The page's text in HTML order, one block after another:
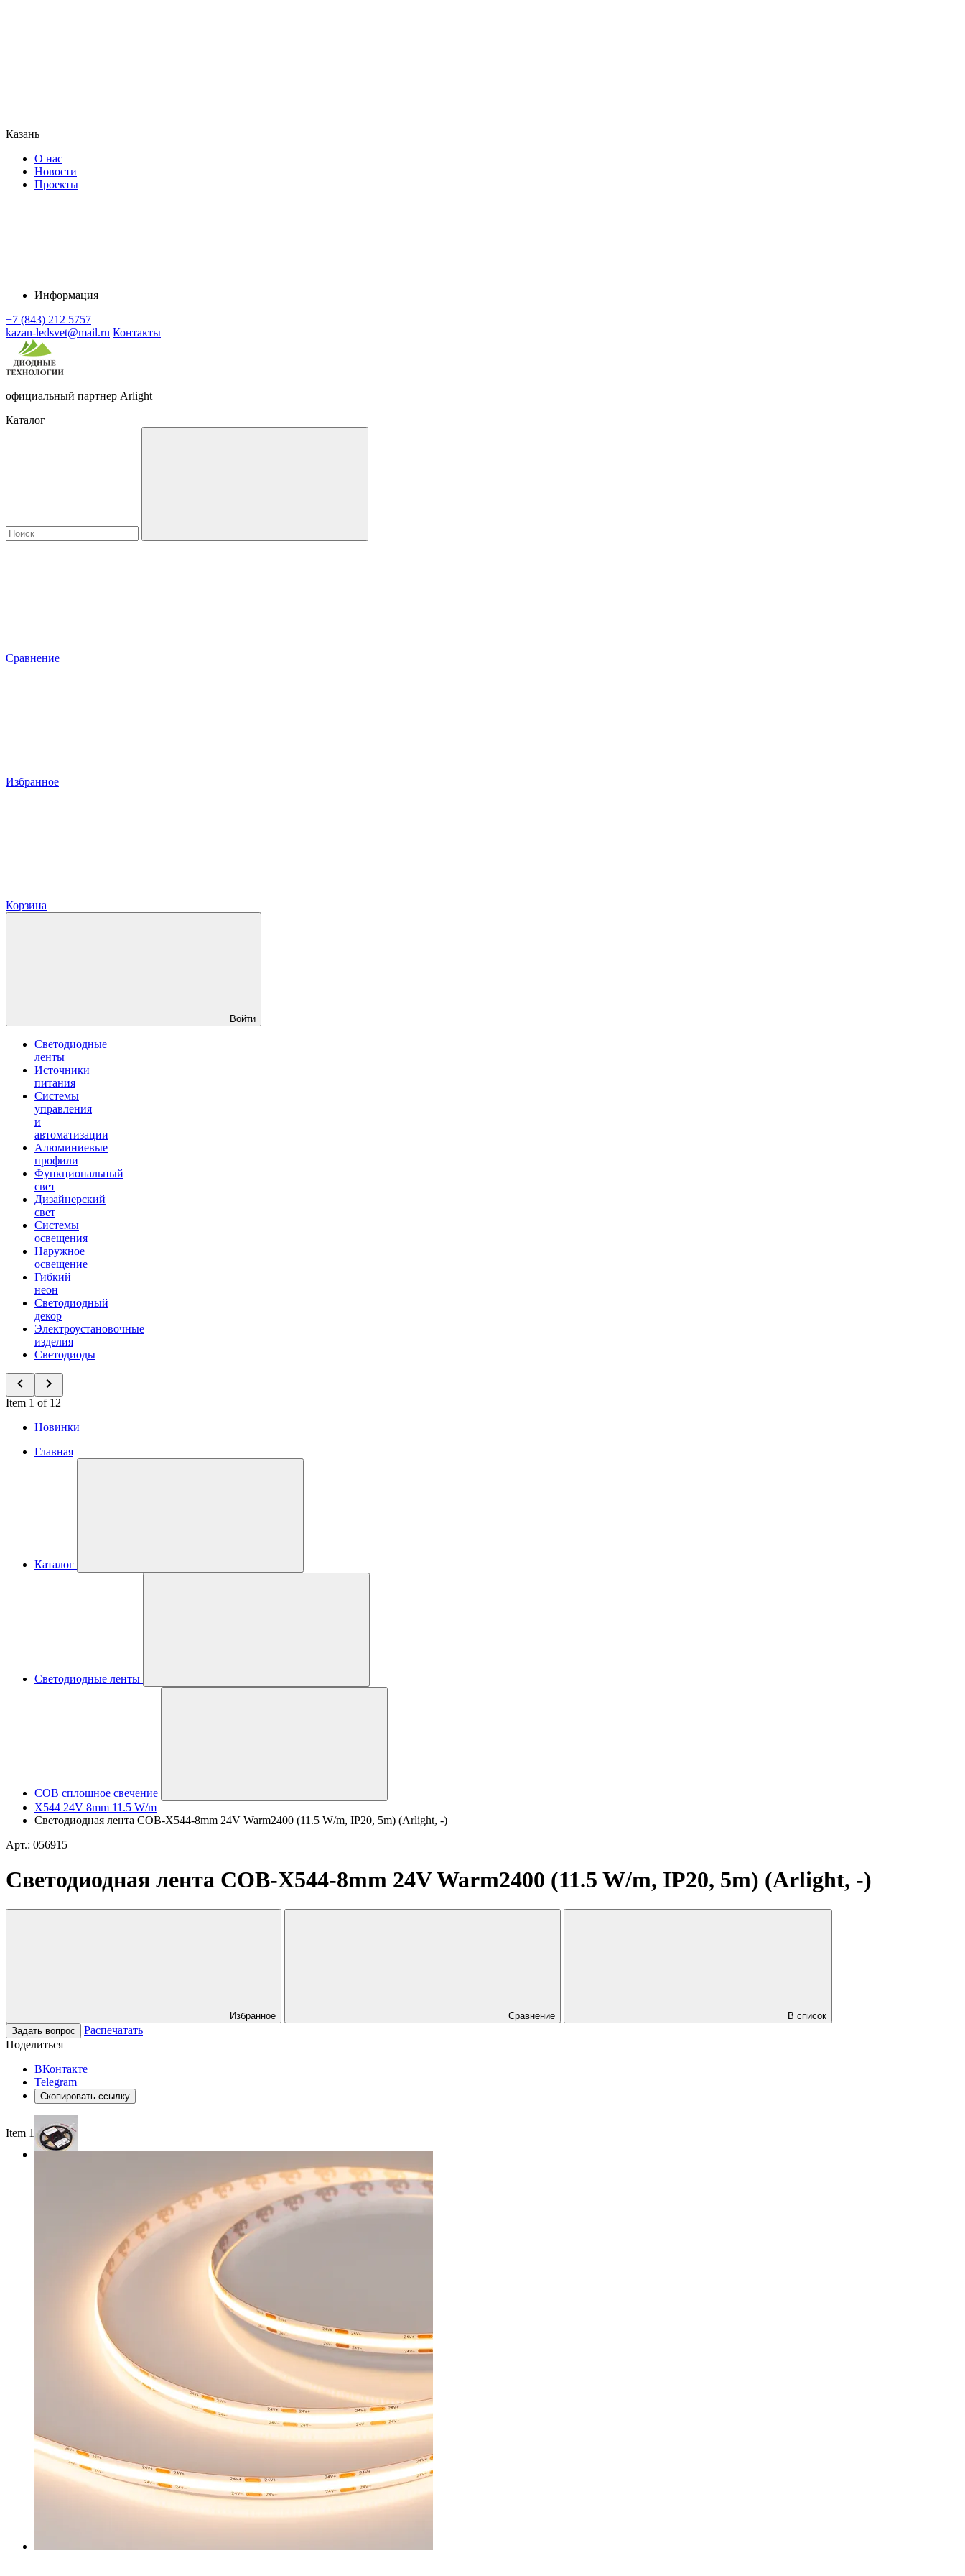
Казань
О нас
Новости
Проекты
Информация
+7 (843) 212 5757
kazan-ledsvet@mail.ru Контакты
официальный партнер Arlight
Каталог
Сравнение
Избранное
Корзина
Войти
Светодиодные
ленты
Источники
питания
Системы
управления
и
автоматизации
Алюминиевые
профили
Функциональный
свет
Дизайнерский
свет
Системы
освещения
Наружное
освещение
Гибкий
неон
Светодиодный
декор
Электроустановочные
изделия
Светодиоды
Item 1 of 12
Новинки
Главная
Каталог
Светодиодные ленты
COB сплошное свечение
X544 24V 8mm 11.5 W/m
Светодиодная лента COB-X544-8mm 24V Warm2400 (11.5 W/m, IP20, 5m) (Arlight, -)
Арт.: 056915
Светодиодная лента COB-X544-8mm 24V Warm2400 (11.5 W/m, IP20, 5m) (Arlight, -)
Избранное Сравнение
В список
Задать вопрос
Распечатать
Поделиться
ВКонтакте
Telegram
Скопировать ссылку
Item 1 of 3